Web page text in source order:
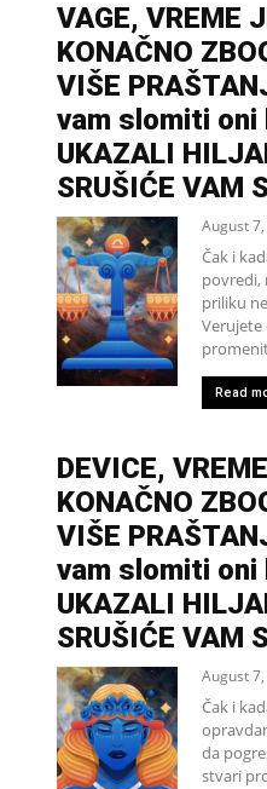
VAGE, VREME
KONAČNO
VIŠE
vam slomiti
UKAZALI
SRUŠIĆE VAM
August
Čak i
povredi,
priliku
Verujete
Read
DEVICE,
KONAČNO
VIŠE
vam slomiti
UKAZALI
SRUŠIĆE VAM
August
Čak i
da
stvari